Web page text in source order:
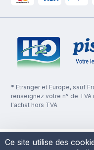
* Etranger et Europe, sauf
renseignez votre n° de
l'achat hors TVA
Ce site utilise des